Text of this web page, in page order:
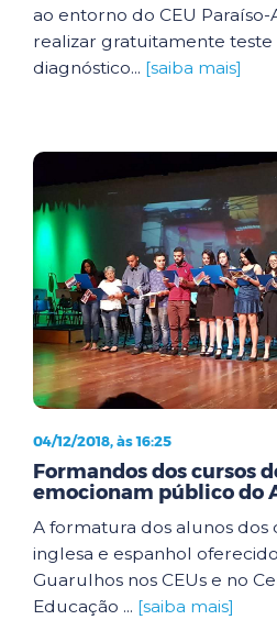
ao entorno do CEU
realizar gratuitamente teste
diagnóstico... [saiba mais]
04/12/2018, às 16:25
Formandos dos cursos
emocionam público do
A formatura dos alunos dos
inglesa e espanhol
Guarulhos nos CEUs e no
Educação ... [saiba mais]